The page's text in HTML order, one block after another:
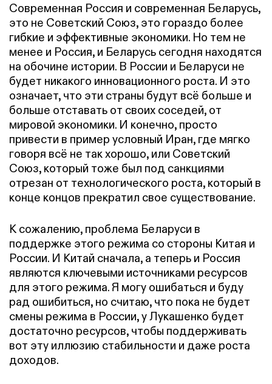
Современная Россия и современная Беларусь,
это не Советский Союз, это гораздо более
гибкие и эффективные экономики. Но тем не
менее и Россия, и Беларусь сегодня находятся
на обочине истории. В России и Беларуси не
будет никакого инновационного роста. И это
означает, что эти страны будут всё больше и
больше отставать от своих соседей, от
мировой экономики. И конечно, просто
привести в пример условный Иран, где мягко
говоря всё не так хорошо, или Советский
Союз, который тоже был под санкциями
отрезан от технологического роста, который в
конце концов прекратил свое существование.
К сожалению, проблема Беларуси в
поддержке этого режима со стороны Китая и
России. И Китай сначала, а теперь и Россия
являются ключевыми источниками ресурсов
для этого режима. Я могу ошибаться и буду
рад ошибиться, но считаю, что пока не будет
смены режима в России, у Лукашенко будет
достаточно ресурсов, чтобы поддерживать
вот эту иллюзию стабильности и даже роста
доходов.